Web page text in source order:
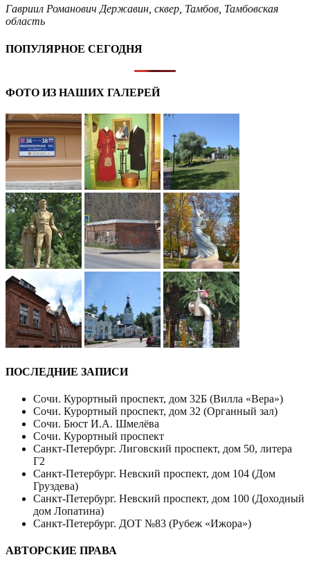
Гавриил Романович Державин сквер Тамбов Тамбовская
область
ПОПУЛЯРНОЕ СЕГОДНЯ
ФОТО ИЗ НАШИХ ГАЛЕРЕЙ
ПОСЛЕДНИЕ ЗАПИСИ
Сочи. Курортный проспект, дом 32Б (Вилла «Вера»)
Сочи. Курортный проспект, дом 32 (Органный зал)
Сочи. Бюст И.А. Шмелёва
Сочи. Курортный проспект
Санкт-Петербург. Лиговский проспект, дом 50, литера
Г2
Санкт-Петербург. Невский проспект, дом 104 (Дом
Груздева)
Санкт-Петербург. Невский проспект, дом 100 (Доходный
дом Лопатина)
Санкт-Петербург. ДОТ №83 (Рубеж «Ижора»)
АВТОРСКИЕ ПРАВА